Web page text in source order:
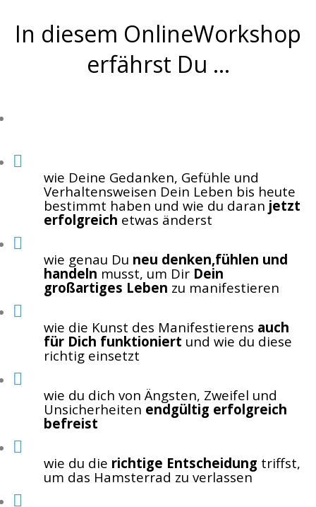
In diesem OnlineWorkshop
erfährst Du ...
wie Deine Gedanken, Gefühle und
Verhaltensweisen Dein Leben bis heute
bestimmt haben und wie du daran jetzt
erfolgreich etwas änderst
wie genau Du neu denken,fühlen und
handeln musst, um Dir Dein
großartiges Leben zu manifestieren
wie die Kunst des Manifestierens auch
für Dich funktioniert und wie du diese
richtig einsetzt
wie du dich von Ängsten, Zweifel und
Unsicherheiten endgültig erfolgreich
befreist
wie du die richtige Entscheidung triffst,
um das Hamsterrad zu verlassen